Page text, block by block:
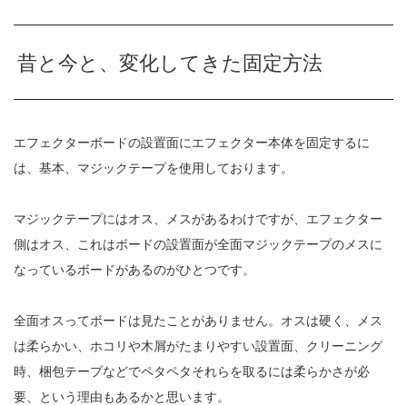
昔と今と、変化してきた固定方法
エフェクターボードの設置面にエフェクター本体を固定するに
は、基本、マジックテープを使用しております。
マジックテープにはオス、メスがあるわけですが、エフェクター
側はオス、これはボードの設置面が全面マジックテープのメスに
なっているボードがあるのがひとつです。
全面オスってボードは見たことがありません。オスは硬く、メス
は柔らかい、ホコリや木屑がたまりやすい設置面、クリーニング
時、梱包テープなどでペタペタそれらを取るには柔らかさが必
要、という理由もあるかと思います。